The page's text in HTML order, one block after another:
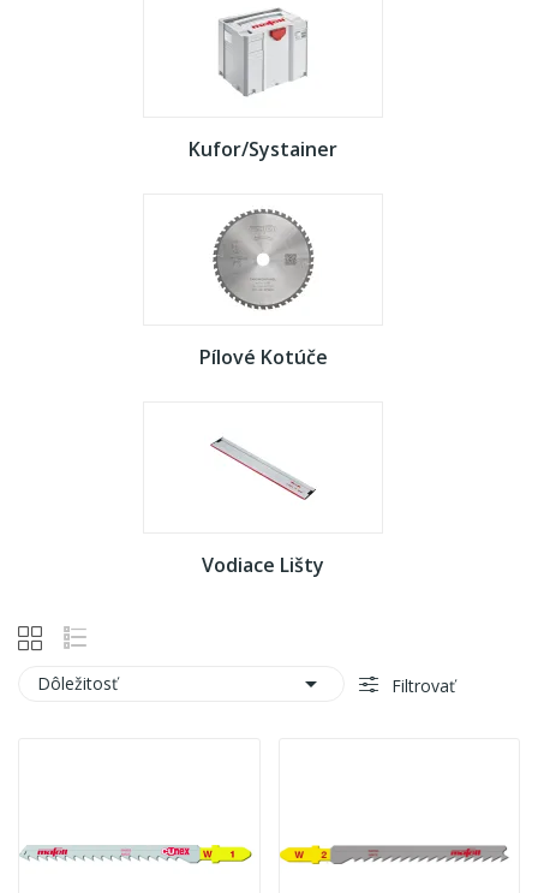
Kufor/Systainer
Pílové Kotúče
Vodiace Lišty
Dôležitosť  Filtrovať